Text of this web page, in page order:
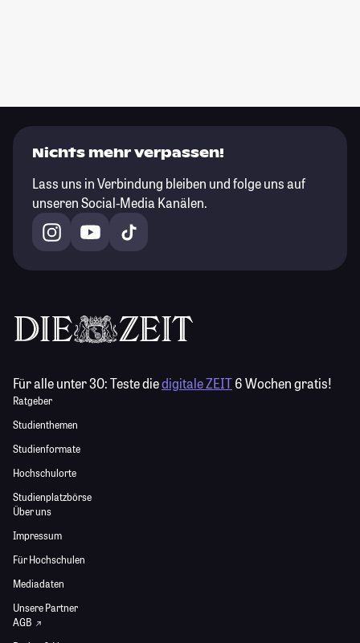
Nichts mehr verpassen!
Lass uns in Verbindung bleiben und folge uns auf
unseren Social-Media Kanälen.
Für alle unter 30:Teste diedigitale ZEIT6 Wochen gratis!
Ratgeber
Studienthemen
Studienformate
Hochschulorte
Studienplatzbörse
Über uns
Impressum
Für Hochschulen
Mediadaten
Unsere Partner
AGB